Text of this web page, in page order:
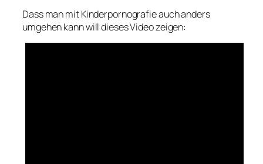
Dass man mit Kinderpornografie auch anders
umgehen kann will dieses Video zeigen: